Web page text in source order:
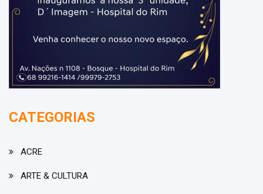
CATEGORIAS
ACRE
ARTE & CULTURA